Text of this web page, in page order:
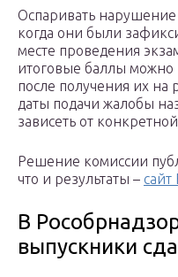
Оспаривать
когда они были
месте проведения
итоговые баллы можно
после получения их на
даты подачи жалобы
зависеть от
Решение комиссии
что и результаты – сайт
В
выпускники